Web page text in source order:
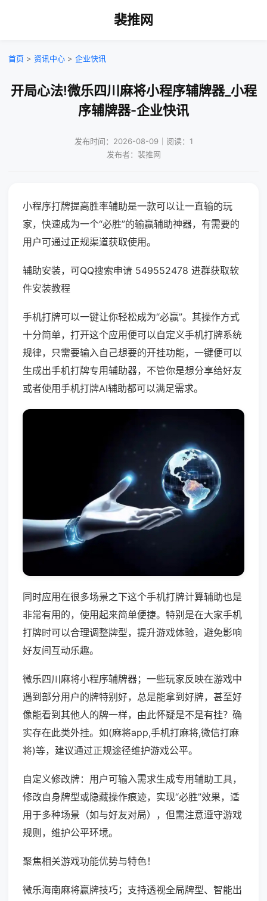
裴推网
首页 > 资讯中心 > 企业快讯
开局心法!微乐四川麻将小程序辅牌器_小程
序辅牌器-企业快讯
发布时间：2026-08-09｜阅读：1
发布者：裴推网
小程序打牌提高胜率辅助是一款可以让一直输的玩
家，快速成为一个“必胜”的输赢辅助神器，有需要的
用户可通过正规渠道获取使用。
辅助安装，可QQ搜索申请 549552478 进群获取软
件安装教程
手机打牌可以一键让你轻松成为“必赢”。其操作方式
十分简单，打开这个应用便可以自定义手机打牌系统
规律，只需要输入自己想要的开挂功能，一键便可以
生成出手机打牌专用辅助器，不管你是想分享给好友
或者使用手机打牌AI辅助都可以满足需求。
同时应用在很多场景之下这个手机打牌计算辅助也是
非常有用的，使用起来简单便捷。特别是在大家手机
打牌时可以合理调整牌型，提升游戏体验，避免影响
好友间互动乐趣。
微乐四川麻将小程序辅牌器；一些玩家反映在游戏中
遇到部分用户的牌特别好，总是能拿到好牌，甚至好
像能看到其他人的牌一样，由此怀疑是不是有挂？确
实存在此类外挂。如(麻将app,手机打麻将,微信打麻
将)等，建议通过正规途径维护游戏公平。
自定义修改牌：用户可输入需求生成专用辅助工具，
修改自身牌型或隐藏操作痕迹，实现“必胜”效果，适
用于多种场景（如与好友对局），但需注意遵守游戏
规则，维护公平环境。
聚焦相关游戏功能优势与特色！
微乐海南麻将赢牌技巧；支持透视全局牌型、智能出